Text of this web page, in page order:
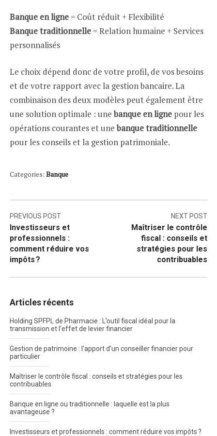
Banque en ligne= Coût réduit + Flexibilité
Banque traditionnelle= Relation humaine + Services
personnalisés
Le choix dépend donc de votre profil, de vos besoins
et de votre rapport avec la gestion bancaire. La
combinaison des deux modèles peut également être
une solution optimale : unebanque en ligne pour les
opérations courantes et unebanque traditionnelle
pour les conseils et la gestion patrimoniale.
Categories: Banque
Navigation
de
l’article
PREVIOUS POST
Investisseurs et
professionnels :
comment réduire vos
impôts ?
NEXT POST
Maîtriser le contrôle
fiscal : conseils et
stratégies pour les
contribuables
Articles récents
Holding SPFPL de Pharmacie : L’outil fiscal idéal pour la
transmission et l’effet de levier financier
Gestion de patrimoine : l’apport d’un conseiller financier pour
particulier
Maîtriser le contrôle fiscal : conseils et stratégies pour les
contribuables
Banque en ligne ou traditionnelle : laquelle est la plus
avantageuse ?
Investisseurs et professionnels : comment réduire vos impôts ?